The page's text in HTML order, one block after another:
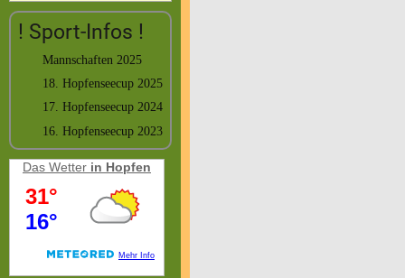
! Sport-Infos !
Mannschaften 2025
18. Hopfenseecup 2025
17. Hopfenseecup 2024
16. Hopfenseecup 2023
Das Wetter in Hopfen